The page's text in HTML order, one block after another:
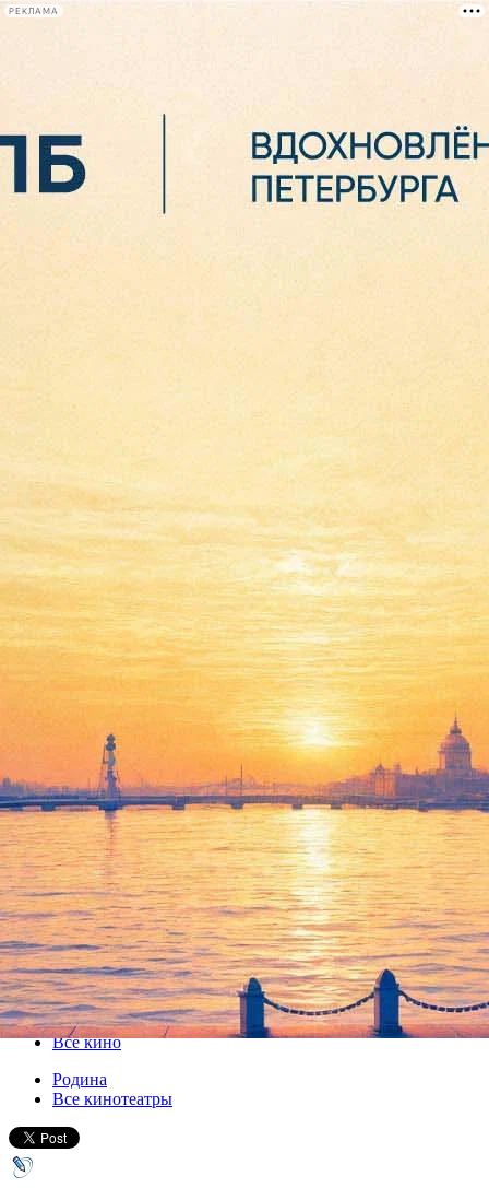
РЕКЛАМА
Сегодня:
«Макбет» на фестивале
фильмов Орсона Уэллса
14 ноября 2011, понедельник,19.00
Версия для печати
Все кино
Родина
Все кинотеатры